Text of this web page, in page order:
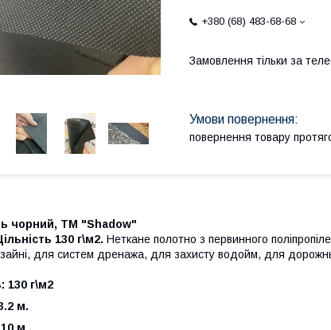
+380 (68) 483-68-68
Замовлення тільки за
повернення товару
чорний, ТМ "Shadow"
130 г\м2. Неткане полотно з первинного
для систем дренажа, для захисту водойм, для
130 г\м2
м.